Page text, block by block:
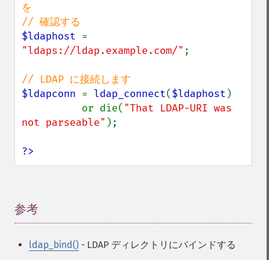
を
$ldaphost
"ldaps://ldap.example.com/" ;
$ldapconn = ldap_connect($ldaphost )
          or die(
"That LDAP-URI was
not parseable" );
?>
参考
ldap_bind() - LDAP ディレクトリにバインドする